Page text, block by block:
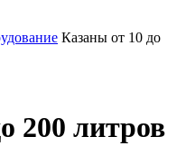
Казаны от 10 до
200 литров